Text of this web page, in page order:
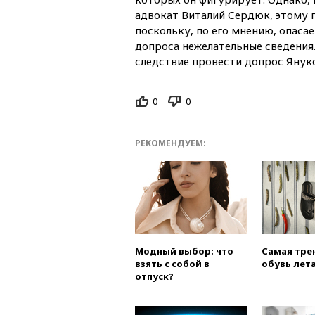
адвокат Виталий Сердюк, этому
поскольку, по его мнению,
допроса нежелательные
следствие провести допрос
0 0
РЕКОМЕНДУЕМ:
Модный выбор: что
взять с собой в
отпуск?
Самая
обувь